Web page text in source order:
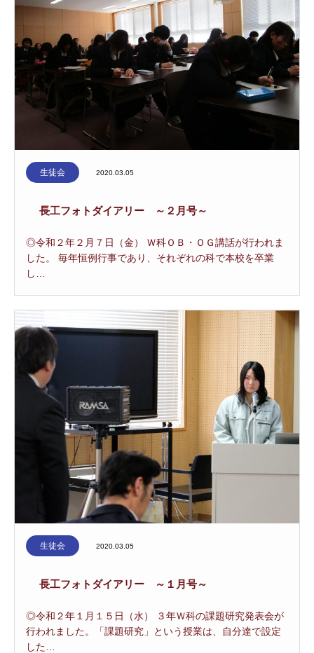
生徒会 2020.03.05
長工フォトダイアリー ～２月号～
◎令和２年２月７日（金） Ｗ科ＯＢ・ＯＧ講話が行われま
した。 毎年恒例行事であり、それぞれの科で本校を卒業
し…
生徒会 2020.03.05
長工フォトダイアリー ～１月号～
◎令和２年１月１５日（水） ３年Ｗ科の課題研究発表会が
行われました。「課題研究」という授業は、自分達で設定
した…